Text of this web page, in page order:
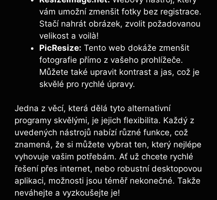
vám umožní zmenšit fotky bez registrace.
Stačí nahrát obrázek, zvolit požadovanou
velikost a voilà!
PicResize: Tento web dokáže zmenšit
fotografie přímo z vašeho prohlížeče.
Můžete také upravit kontrast a jas, což je
skvělé pro rychlé úpravy.
Jedna z věcí, která dělá tyto alternativní
programy skvělými, je jejich flexibilita. Každý z
uvedených nástrojů nabízí různé funkce, což
znamená, že si můžete vybrat ten, který nejlépe
vyhovuje vašim potřebám. Ať už chcete rychlé
řešení přes internet, nebo robustní desktopovou
aplikaci, možnosti jsou téměř nekonečné. Takže
neváhejte a vyzkoušejte je!